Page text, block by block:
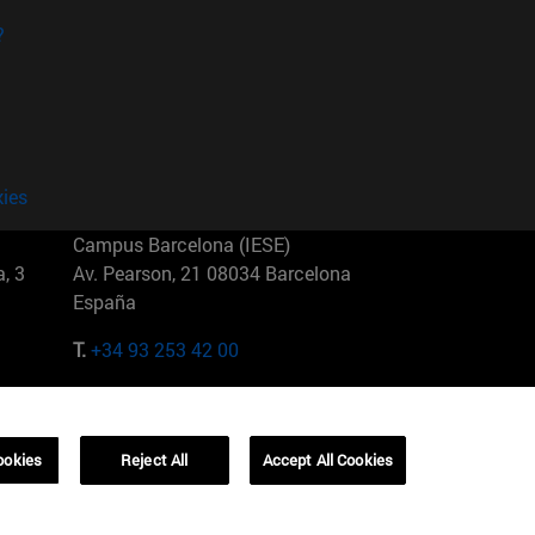
3
Campus Barcelona (IESE)
Av. Pearson, 21 08034 Barcelona
España
T.+34 93 253 42 00
01321001 Bela Vista Brasil
Reject All Accept All Cookies